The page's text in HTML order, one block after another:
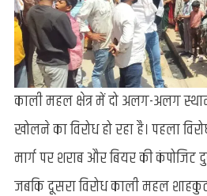
काली महल क्षेत्र में दो अलग-अलग
खोलने का विरोध हो रहा है। पहला
मार्ग पर शराब और बियर की
जबकि दूसरा विरोध काली महल